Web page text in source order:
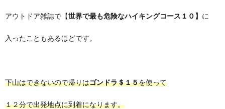
アウトドア雑誌で【世界で最も危険なハイキングコース１０】 に
入ったこともあるほどです。
下山はできないので帰りはゴンドラ＄１５を使って
１２分で出発地点に到着になります。